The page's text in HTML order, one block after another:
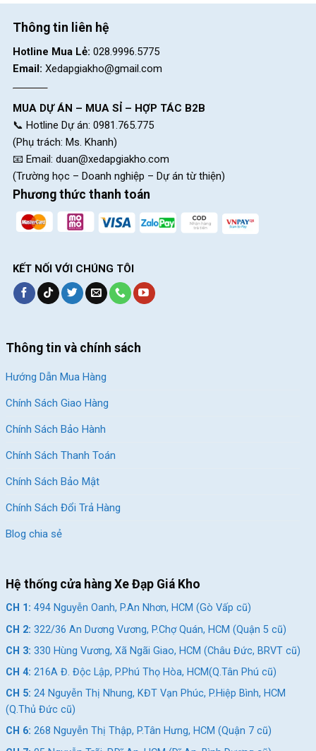
Combo Phụ Kiện Xe Đạp
699.000₫
1.027.000₫
Địa Chỉ Các Cửa Hàng Xe Đạp Giá Kho:
CH 1:494 Nguyễn Oanh, P.An Nhơn, HCM (Gò Vấp cũ)
CH 2:322/36 An Dương Vương, P.Chợ Quán, HCM (Quận
5 cũ)
CH 3:330 Hùng Vương, Xã Ngãi Giao, HCM (Châu Đức,
BRVT cũ)
cũ)
CH 5:24 Nguyễn Thị Nhung, KĐT Vạn Phúc, P.Hiệp Bình,
cũ)
CH 7:05 Nguyễn Trãi, P.Dĩ An, HCM (Dĩ An, Bình Dương
cũ)
Dương cũ)
SKU: denq3
Thông tin liên hệ
Hotline Mua Lẻ: 028.9996.5775
Email: Xedapgiakho@gmail.com
MUA DỰ ÁN – MUA SỈ – HỢP TÁC B2B
📞 Hotline Dự án: 0981.765.775
(Phụ trách: Ms. Khanh)
📧 Email: duan@xedapgiakho.com
(Trường học – Doanh nghiệp – Dự án từ thiện)
Phương thức thanh toán
KẾT NỐI VỚI CHÚNG TÔI
Thông tin và chính sách
Hướng Dẫn Mua Hàng
Chính Sách Giao Hàng
Chính Sách Bảo Hành
Chính Sách Thanh Toán
Chính Sách Bảo Mật
Chính Sách Đổi Trả Hàng
Blog chia sẻ
Hệ thống cửa hàng Xe Đạp Giá Kho
CH 1: 494 Nguyễn Oanh, P.An Nhơn, HCM (Gò Vấp cũ)
CH 2: 322/36 An Dương Vương, P.Chợ Quán, HCM (Quận 5 cũ)
CH 3: 330 Hùng Vương, Xã Ngãi Giao, HCM (Châu Đức, BRVT cũ)
CH 4: 216A Đ. Độc Lập, P.Phú Thọ Hòa, HCM(Q.Tân Phú cũ)
CH 5: 24 Nguyễn Thị Nhung, KĐT Vạn Phúc, P.Hiệp Bình, HCM
(Q.Thủ Đức cũ)
CH 6: 268 Nguyễn Thị Thập, P.Tân Hưng, HCM (Quận 7 cũ)